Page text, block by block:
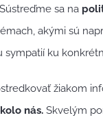
sa na
akými sú
sympatií ku
žiakom
nás. Skvelým